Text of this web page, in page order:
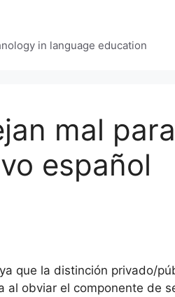
in language education
mal
español
que la distinción privado/
al obviar el componente de